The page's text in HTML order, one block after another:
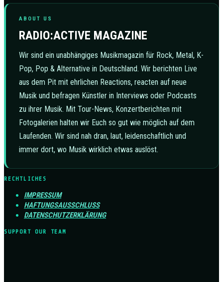
ABOUT US
RADIO:ACTIVE MAGAZINE
Wir sind ein unabhängiges Musikmagazin für Rock, Metal, K-
Pop, Pop & Alternative in Deutschland. Wir berichten Live
aus dem Pit mit ehrlichen Reactions, reacten auf neue
Musik und befragen Künstler in Interviews oder Podcasts
zu ihrer Musik. Mit Tour-News, Konzertberichten mit
Fotogalerien halten wir Euch so gut wie möglich auf dem
Laufenden. Wir sind nah dran, laut, leidenschaftlich und
immer dort, wo Musik wirklich etwas auslöst.
RECHTLICHES
IMPRESSUM
HAFTUNGSAUSSCHLUSS
DATENSCHUTZERKLÄRUNG
SUPPORT OUR TEAM